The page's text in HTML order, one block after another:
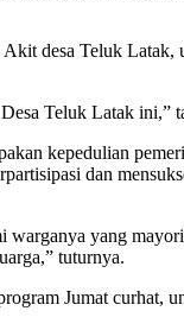
desa Teluk Latak,
Teluk Latak ini,”
kepedulian
dan
yang
tuturnya.
Jumat curhat,